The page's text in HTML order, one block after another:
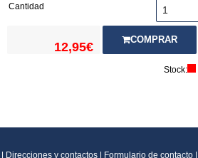
Cantidad
12,95€
COMPRAR
Stock:
Direcciones y contactos Formulario de contacto